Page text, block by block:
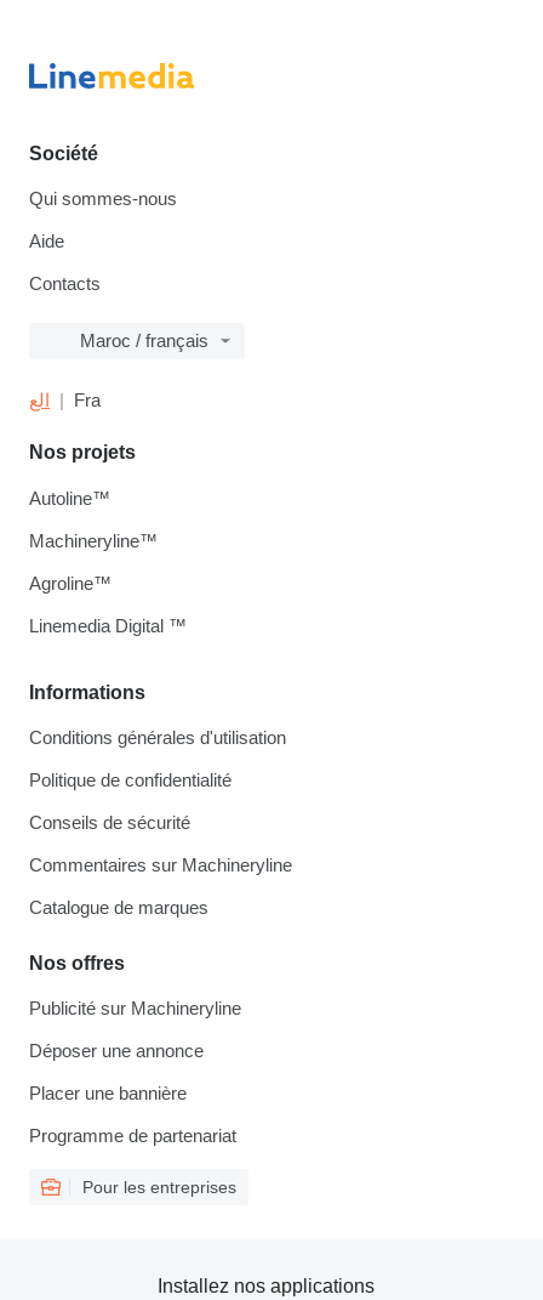
Société
Qui sommes-nous
Aide
Contacts
Maroc / français
الع Fra
Informations
Conditions générales d'utilisation
Politique de confidentialité
Conseils de sécurité
Commentaires sur Machineryline
Catalogue de marques
Nos offres
Publicité sur Machineryline
Déposer une annonce
Placer une bannière
Programme de partenariat
Pour les entreprises
Nos projets
Autoline™
Machineryline™
Agroline™
Linemedia Digital ™
Installez nos applications